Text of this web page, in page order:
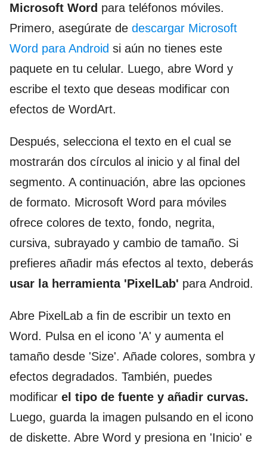
Microsoft Word para teléfonos móviles.
Primero, asegúrate de descargar Microsoft
Word para Android si aún no tienes este
paquete en tu celular. Luego, abre Word y
escribe el texto que deseas modificar con
efectos de WordArt.
Después, selecciona el texto en el cual se
mostrarán dos círculos al inicio y al final del
segmento. A continuación, abre las opciones
de formato. Microsoft Word para móviles
ofrece colores de texto, fondo, negrita,
cursiva, subrayado y cambio de tamaño. Si
prefieres añadir más efectos al texto, deberás
usar la herramienta 'PixelLab' para Android.
Abre PixelLab a fin de escribir un texto en
Word. Pulsa en el icono 'A' y aumenta el
tamaño desde 'Size'. Añade colores, sombra y
efectos degradados. También, puedes
modificar el tipo de fuente y añadir curvas.
Luego, guarda la imagen pulsando en el icono
de diskette. Abre Word y presiona en 'Inicio' e